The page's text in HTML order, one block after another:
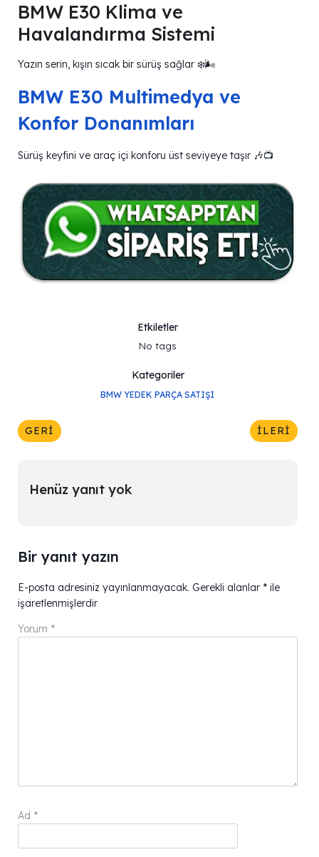
BMW E30 Klima ve
Havalandırma Sistemi
Yazın serin, kışın sıcak bir sürüş sağlar ❄️🌬️
BMW E30 Multimedya ve
Konfor Donanımları
Sürüş keyfini ve araç içi konforu üst seviyeye taşır 🎶📺
Etkiletler
No tags
Kategoriler
BMW YEDEK PARÇA SATIŞI
GERI İLERI
Henüz yanıt yok
Bir yanıt yazın
E-posta adresiniz yayınlanmayacak. Gerekli alanlar * ile
işaretlenmişlerdir
Yorum *
Ad *